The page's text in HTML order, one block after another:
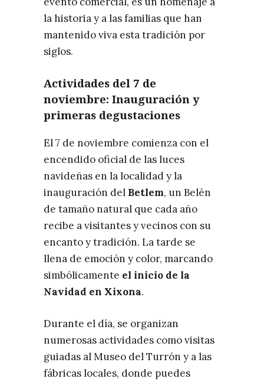
la historia y a las familias que han
mantenido viva esta tradición por
siglos.
Actividades del 7 de
noviembre: Inauguración y
primeras degustaciones
El 7 de noviembre comienza con el
encendido oficial de las luces
navideñas en la localidad y la
inauguración del Betlem, un Belén
de tamaño natural que cada año
recibe a visitantes y vecinos con su
encanto y tradición. La tarde se
llena de emoción y color, marcando
simbólicamente el inicio de la
Navidad en Xixona.
Durante el día, se organizan
numerosas actividades como visitas
guiadas al Museo del Turrón y a las
fábricas locales, donde puedes